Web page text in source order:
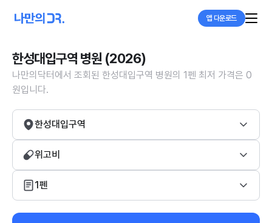
앱 다운로드
한성대입구역 병원 (2026)
나만의닥터에서 조회된 한성대입구역 병원의 1펜 최저 가격은 0
원입니다.
한성대입구역
위고비
1펜